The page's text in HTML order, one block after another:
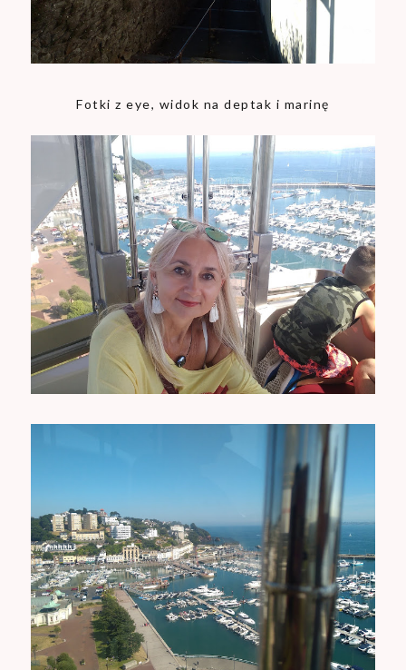
Fotki z eye, widok na deptak i marinę